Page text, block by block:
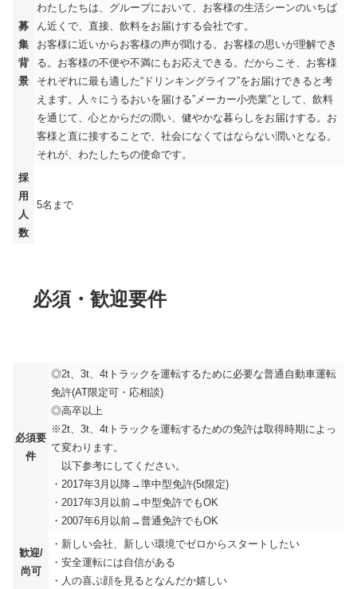
募
集
背
景
わたしたちは、グループにおいて、お客様の⽣活シーンのいちば
ん近くで、直接、飲料をお届けする会社です。
お客様に近いからお客様の声が聞ける。お客様の思いが理解でき
る。お客様の不便や不満にもお応えできる。だからこそ、お客様
それぞれに最も適した“ドリンキングライフ”をお届けできると考
えます。⼈々にうるおいを届ける”メーカー⼩売業”として、飲料
を通じて、⼼とからだの潤い、健やかな暮らしをお届けする。お
客様と直に接することで、社会になくてはならない潤いとなる。
それが、わたしたちの使命です。
採
用
人
数
5名まで
必須・歓迎要件
必須要
件
◎2t、3t、4tトラックを運転するために必要な普通⾃動⾞運転
免許(AT限定可・応相談)
◎高卒以上
※2t、3t、4tトラックを運転するための免許は取得時期によっ
て変わります。
以下参考にしてください。
・2017年3⽉以降→準中型免許(5t限定)
・2017年3⽉以前→中型免許でもOK
・2007年6⽉以前→普通免許でもOK
歓迎/
尚可
・新しい会社、新しい環境でゼロからスタートしたい
・安全運転には⾃信がある
・⼈の喜ぶ顔を⾒るとなんだか嬉しい